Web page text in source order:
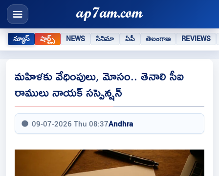
న్యూస్ షార్ట్స్ NEWS సినిమా ఏపీ తెలంగాణ REVIEWS
మహిళకు వేధింపులు, మోసం.. తెనాలి సీఐ
రాములు నాయక్ సస్పెన్షన్
09-07-2026 Thu 08:37Andhra